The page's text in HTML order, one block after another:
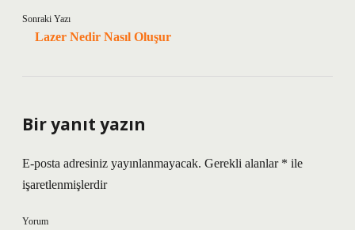
Sonraki Yazı
Lazer Nedir Nasıl Oluşur
Bir yanıt yazın
E-posta adresiniz yayınlanmayacak. Gerekli alanlar * ile
işaretlenmişlerdir
Yorum